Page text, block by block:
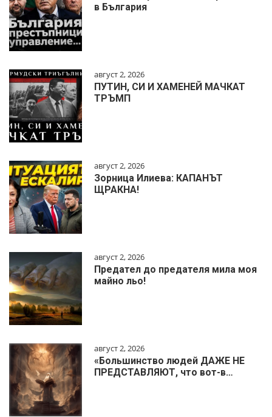
в България
август 2, 2026
ПУТИН, СИ И ХАМЕНЕЙ МАЧКАТ
ТРЪМП
август 2, 2026
Зорница Илиева: КАПАНЪТ
ЩРАКНА!
август 2, 2026
Предател до предателя мила моя
майно льо!
август 2, 2026
«Большинство людей ДАЖЕ НЕ
ПРЕДСТАВЛЯЮТ, что вот-в…